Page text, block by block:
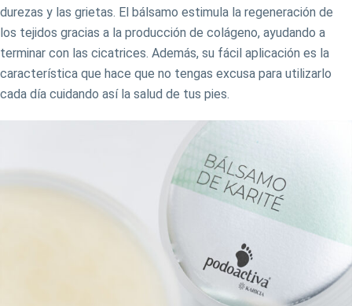
durezas y las grietas. El bálsamo estimula la regeneración de
los tejidos gracias a la producción de colágeno, ayudando a
terminar con las cicatrices. Además, su fácil aplicación es la
característica que hace que no tengas excusa para utilizarlo
cada día cuidando así la salud de tus pies.